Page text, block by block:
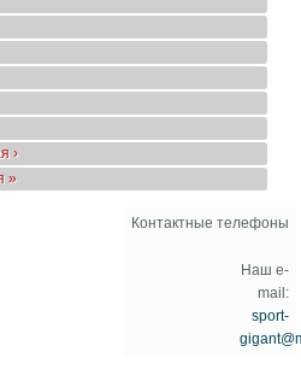
›
»
Контактные телефоны
Наш e-
mail:
sport-